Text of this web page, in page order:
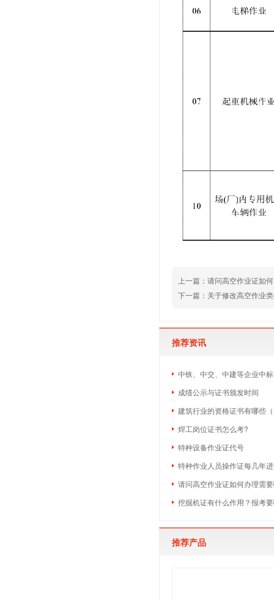
上一篇： 请问高空作业证如
下一篇： 关于修改高空作业
推荐资讯
中铁、中交、中建等企业中
成绩公示与证书颁发时间
建筑行业的资格证书有哪些
焊工岗位证书怎么考?
特种设备作业证代号
特种作业人员操作证每几年
请问高空作业证如何办理需
挖掘机证有什么作用？报考
推荐产品